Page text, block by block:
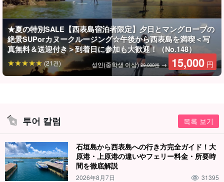
★夏の特別SALE【西表島宿泊者限定】夕日とマングローブの
絶景SUPorカヌークルージング☆午後から西表島を満喫＜写
真無料＆送迎付き＞到着日に参加も大歓迎！（No.148）
성인(중학생 이상)29,000엔→ 15,000 円
(21건)
투어 칼럼 목록 보기
石垣島から西表島への行き方完全ガイド！大
原港・上原港の違いやフェリー料金・所要時
間を徹底解説
2026年8月7日 31395